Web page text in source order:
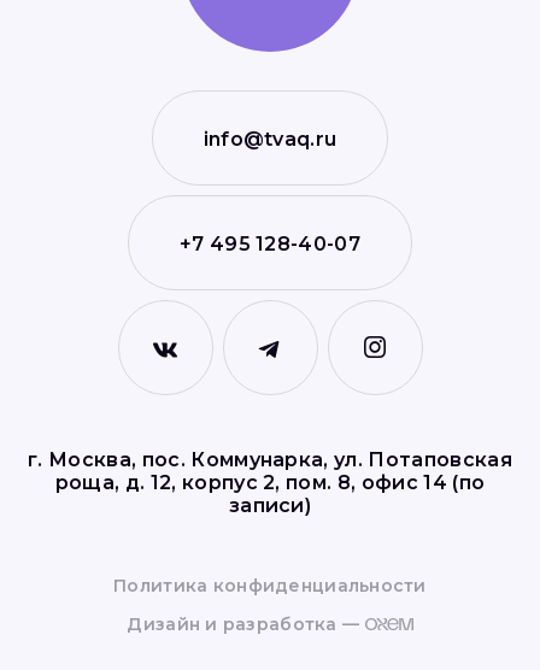
info@tvaq.ru
+7 495 128-40-07
г. Москва, пос. Коммунарка, ул. Потаповская
роща, д. 12, корпус 2, пом. 8, офис 14 (по
записи)
Политика конфиденциальности
Дизайн и разработка —